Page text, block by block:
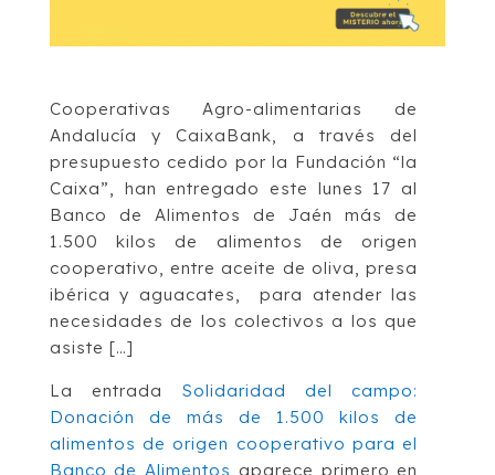
Cooperativas Agro-alimentarias de
Andalucía y CaixaBank, a través del
presupuesto cedido por la Fundación “la
Caixa”, han entregado este lunes 17 al
Banco de Alimentos de Jaén más de
1.500 kilos de alimentos de origen
cooperativo, entre aceite de oliva, presa
ibérica y aguacates, para atender las
necesidades de los colectivos a los que
asiste […]
La entrada Solidaridad del campo:
Donación de más de 1.500 kilos de
alimentos de origen cooperativo para el
Banco de Alimentos aparece primero en